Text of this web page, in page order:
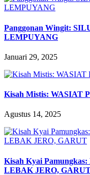
Panggonan Wingit:
LEMPUYANG
Januari 29, 2025
Kisah Mistis: WASIAT
Agustus 14, 2025
Kisah Kyai
LEBAK JERO,